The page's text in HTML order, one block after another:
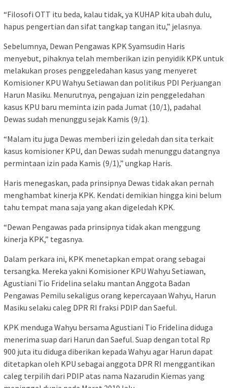
“Filosofi OTT itu beda, kalau tidak, ya KUHAP kita ubah dulu,
hapus pengertian dan sifat tangkap tangan itu,” jelasnya.
Sebelumnya, Dewan Pengawas KPK Syamsudin Haris
menyebut, pihaknya telah memberikan izin penyidik KPK untuk
melakukan proses penggeledahan kasus yang menyeret
Komisioner KPU Wahyu Setiawan dan politikus PDI Perjuangan
Harun Masiku. Menurutnya, pengajuan izin penggeledahan
kasus KPU baru meminta izin pada Jumat (10/1), padahal
Dewas sudah menunggu sejak Kamis (9/1).
“Malam itu juga Dewas memberi izin geledah dan sita terkait
kasus komisioner KPU, dan Dewas sudah menunggu datangnya
permintaan izin pada Kamis (9/1),” ungkap Haris.
Haris menegaskan, pada prinsipnya Dewas tidak akan pernah
menghambat kinerja KPK. Kendati demikian hingga kini belum
tahu tempat mana saja yang akan digeledah KPK.
“Dewan Pengawas pada prinsipnya tidak akan menggung
kinerja KPK,” tegasnya.
Dalam perkara ini, KPK menetapkan empat orang sebagai
tersangka. Mereka yakni Komisioner KPU Wahyu Setiawan,
Agustiani Tio Fridelina selaku mantan Anggota Badan
Pengawas Pemilu sekaligus orang kepercayaan Wahyu, Harun
Masiku selaku caleg DPR RI fraksi PDIP dan Saeful.
KPK menduga Wahyu bersama Agustiani Tio Fridelina diduga
menerima suap dari Harun dan Saeful. Suap dengan total Rp
900 juta itu diduga diberikan kepada Wahyu agar Harun dapat
ditetapkan oleh KPU sebagai anggota DPR RI menggantikan
caleg terpilih dari PDIP atas nama Nazarudin Kiemas yang